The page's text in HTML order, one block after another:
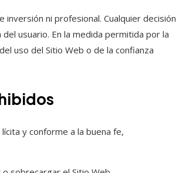
ni profesional. Cualquier decisión
usuario. En la medida permitida por la
uso del Sitio Web o de la confianza
y conforme a la buena fe,